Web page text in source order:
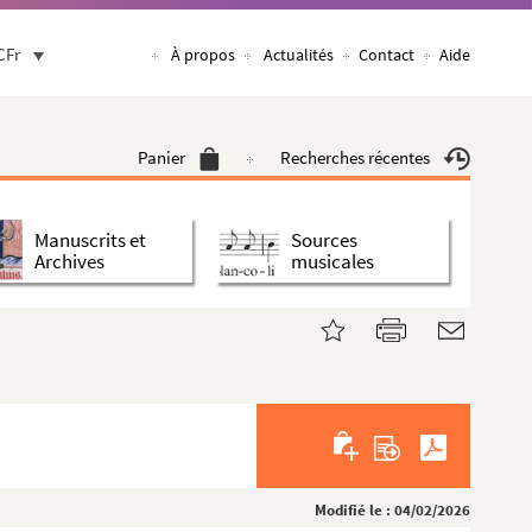
À propos Actualités Contact Aide
Panier Recherches récentes
Manuscrits et
Archives
Sources
musicales
Modifié le : 04/02/2026